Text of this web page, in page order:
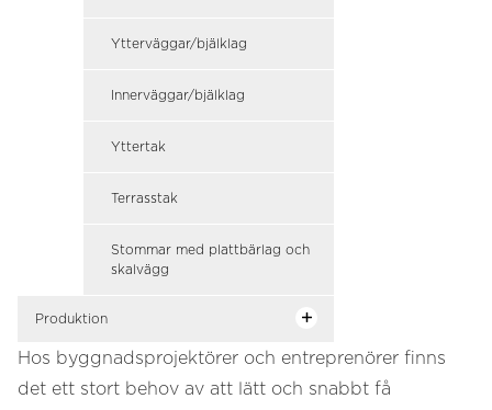
Ytterväggar/bjälklag
Innerväggar/bjälklag
Yttertak
Terrasstak
Stommar med plattbärlag och
skalvägg
Produktion
Hos byggnadsprojektörer och entreprenörer finns
det ett stort behov av att lätt och snabbt få